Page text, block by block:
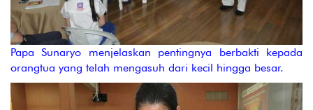
Papa Sunaryo menjelaskan pentingnya berbakti kepada
orangtua yang telah mengasuh dari kecil hingga besar.